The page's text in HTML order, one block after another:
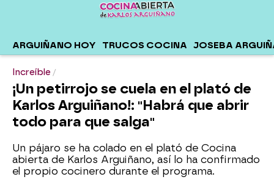
ARGUIÑANO HOY TRUCOS COCINA JOSEBA
Increíble
¡Un petirrojo se cuela en el plató de
Karlos Arguiñano!: "Habrá que abrir
todo para que salga"
Un pájaro se ha colado en el plató de Cocina
abierta de Karlos Arguiñano, así lo ha confirmado
el propio cocinero durante el programa.